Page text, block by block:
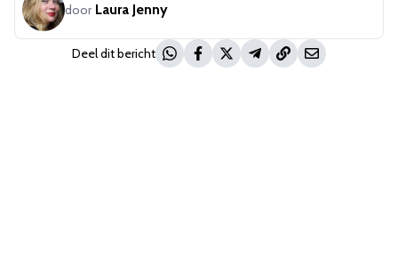
door Laura Jenny
Deel dit bericht